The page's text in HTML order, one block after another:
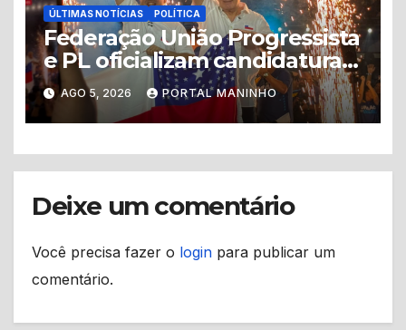
ÚLTIMAS NOTÍCIAS POLÍTICA
Federação União Progressista
e PL oficializam candidaturas
ao Governo do Amazonas
AGO 5, 2026 PORTAL MANINHO
Deixe um comentário
Você precisa fazer o login para publicar um
comentário.